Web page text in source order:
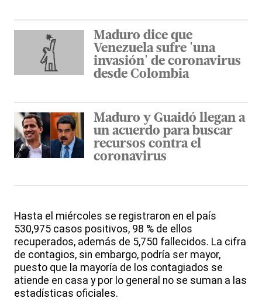
Maduro dice que
Venezuela sufre 'una
invasión' de coronavirus
desde Colombia
Maduro y Guaidó llegan a
un acuerdo para buscar
recursos contra el
coronavirus
Hasta el miércoles se registraron en el país
530,975 casos positivos, 98 % de ellos
recuperados, además de 5,750 fallecidos. La cifra
de contagios, sin embargo, podría ser mayor,
puesto que la mayoría de los contagiados se
atiende en casa y por lo general no se suman a las
estadísticas oficiales.